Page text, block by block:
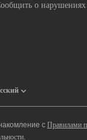
о нарушениях
с Правилами
.